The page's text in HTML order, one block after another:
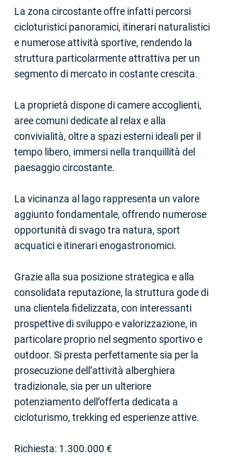
La zona circostante offre infatti percorsi
cicloturistici panoramici, itinerari naturalistici
e numerose attività sportive, rendendo la
struttura particolarmente attrattiva per un
segmento di mercato in costante crescita.
La proprietà dispone di camere accoglienti,
aree comuni dedicate al relax e alla
convivialità, oltre a spazi esterni ideali per il
tempo libero, immersi nella tranquillità del
paesaggio circostante.
La vicinanza al lago rappresenta un valore
aggiunto fondamentale, offrendo numerose
opportunità di svago tra natura, sport
acquatici e itinerari enogastronomici.
Grazie alla sua posizione strategica e alla
consolidata reputazione, la struttura gode di
una clientela fidelizzata, con interessanti
prospettive di sviluppo e valorizzazione, in
particolare proprio nel segmento sportivo e
outdoor. Si presta perfettamente sia per la
prosecuzione dell’attività alberghiera
tradizionale, sia per un ulteriore
potenziamento dell’offerta dedicata a
cicloturismo, trekking ed esperienze attive.
Richiesta: 1.300.000 €